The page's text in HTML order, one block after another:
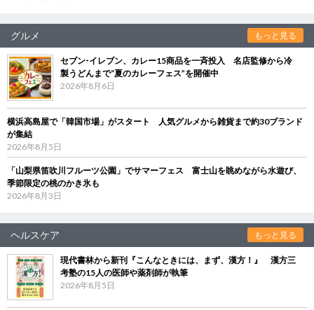
グルメ もっと見る
セブン‐イレブン、カレー15商品を一斉投入 名店監修から冷
製うどんまで“夏のカレーフェス”を開催中
2026年8月6日
横浜高島屋で「韓国市場」がスタート 人気グルメから雑貨まで約30ブランド
が集結
2026年8月5日
「山梨県笛吹川フルーツ公園」でサマーフェス 富士山を眺めながら水遊び、
季節限定の桃のかき氷も
2026年8月3日
ヘルスケア もっと見る
現代書林から新刊『こんなときには、まず、漢方！』 漢方三
考塾の15人の医師や薬剤師が執筆
2026年8月5日